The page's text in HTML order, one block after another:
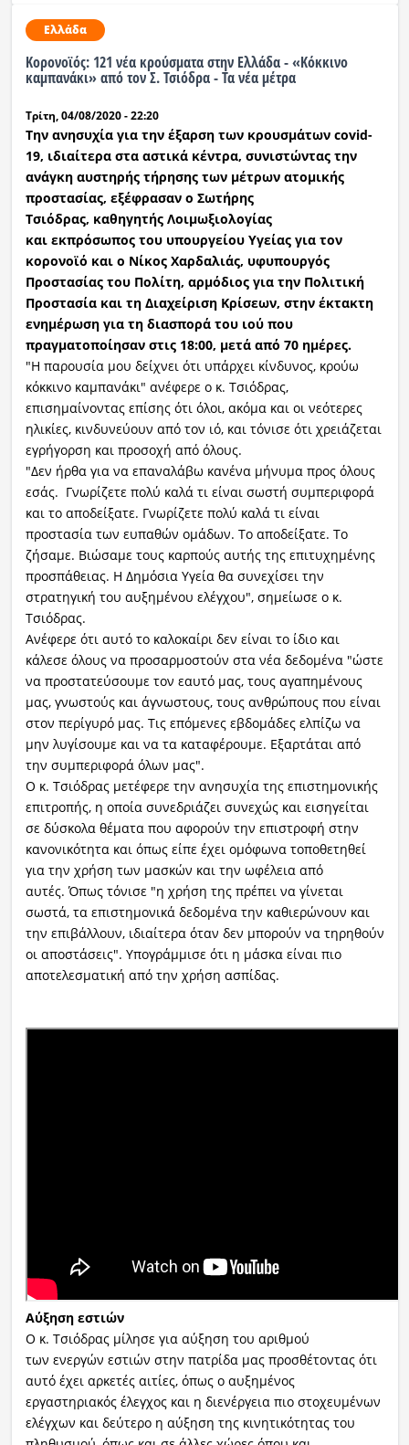
Ελλάδα
Κορονοϊός: 121 νέα κρούσματα στην Ελλάδα - «Κόκκινο
καμπανάκι» από τον Σ. Τσιόδρα - Τα νέα μέτρα
Τρίτη, 04/08/2020 - 22:20
Την ανησυχία για την έξαρση των κρουσμάτων covid-
19, ιδιαίτερα στα αστικά κέντρα, συνιστώντας την
ανάγκη αυστηρής τήρησης των μέτρων ατομικής
προστασίας, εξέφρασαν ο Σωτήρης
Τσιόδρας, καθηγητής Λοιμωξιολογίας
και εκπρόσωπος του υπουργείου Υγείας για τον
κορονοϊό και ο Νίκος Χαρδαλιάς, υφυπουργός
Προστασίας του Πολίτη, αρμόδιος για την Πολιτική
Προστασία και τη Διαχείριση Κρίσεων, στην έκτακτη
ενημέρωση για τη διασπορά του ιού που
πραγματοποίησαν στις 18:00, μετά από 70 ημέρες.
"Η παρουσία μου δείχνει ότι υπάρχει κίνδυνος, κρούω
κόκκινο καμπανάκι" ανέφερε ο κ. Τσιόδρας,
επισημαίνοντας επίσης ότι όλοι, ακόμα και οι νεότερες
ηλικίες, κινδυνεύουν από τον ιό, και τόνισε ότι χρειάζεται
εγρήγορση και προσοχή από όλους.
"Δεν ήρθα για να επαναλάβω κανένα μήνυμα προς όλους
εσάς. Γνωρίζετε πολύ καλά τι είναι σωστή συμπεριφορά
και το αποδείξατε. Γνωρίζετε πολύ καλά τι είναι
προστασία των ευπαθών ομάδων. Το αποδείξατε. Το
ζήσαμε. Βιώσαμε τους καρπούς αυτής της επιτυχημένης
προσπάθειας. Η Δημόσια Υγεία θα συνεχίσει την
στρατηγική του αυξημένου ελέγχου", σημείωσε ο κ.
Τσιόδρας.
Ανέφερε ότι αυτό το καλοκαίρι δεν είναι το ίδιο και
κάλεσε όλους να προσαρμοστούν στα νέα δεδομένα "ώστε
να προστατεύσουμε τον εαυτό μας, τους αγαπημένους
μας, γνωστούς και άγνωστους, τους ανθρώπους που είναι
στον περίγυρό μας. Τις επόμενες εβδομάδες ελπίζω να
μην λυγίσουμε και να τα καταφέρουμε. Εξαρτάται από
την συμπεριφορά όλων μας".
Ο κ. Τσιόδρας μετέφερε την ανησυχία της επιστημονικής
επιτροπής, η οποία συνεδριάζει συνεχώς και εισηγείται
σε δύσκολα θέματα που αφορούν την επιστροφή στην
κανονικότητα και όπως είπε έχει ομόφωνα τοποθετηθεί
για την χρήση των μασκών και την ωφέλεια από
αυτές. Όπως τόνισε "η χρήση της πρέπει να γίνεται
σωστά, τα επιστημονικά δεδομένα την καθιερώνουν και
την επιβάλλουν, ιδιαίτερα όταν δεν μπορούν να τηρηθούν
οι αποστάσεις". Υπογράμμισε ότι η μάσκα είναι πιο
αποτελεσματική από την χρήση ασπίδας.
Αύξηση εστιών
Ο κ. Τσιόδρας μίλησε για αύξηση του αριθμού
των ενεργών εστιών στην πατρίδα μας προσθέτοντας ότι
αυτό έχει αρκετές αιτίες, όπως ο αυξημένος
εργαστηριακός έλεγχος και η διενέργεια πιο στοχευμένων
ελέγχων και δεύτερο η αύξηση της κινητικότητας του